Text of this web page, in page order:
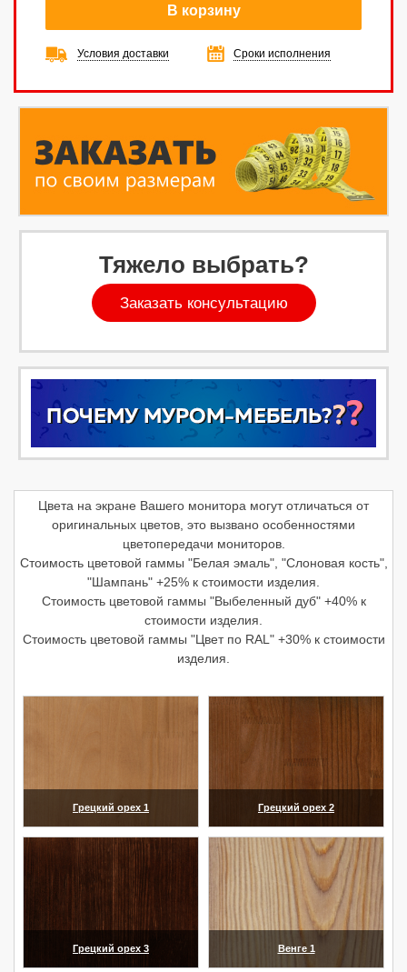
В корзину
Условия доставки Сроки исполнения
Тяжело выбрать?
Заказать консультацию
Цвета на экране Вашего монитора могут отличаться от
оригинальных цветов, это вызвано особенностями
цветопередачи мониторов.
Стоимость цветовой гаммы "Белая эмаль", "Слоновая кость",
"Шампань" +25% к стоимости изделия.
Стоимость цветовой гаммы "Выбеленный дуб" +40% к
стоимости изделия.
Стоимость цветовой гаммы "Цвет по RAL" +30% к стоимости
изделия.
Грецкий орех 1 Грецкий орех 2
Грецкий орех 3 Венге 1